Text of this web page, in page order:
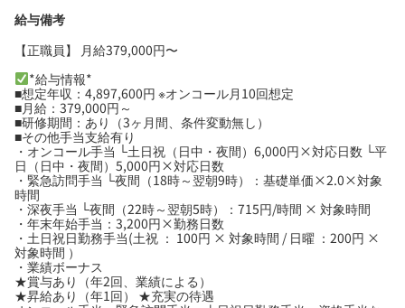
給与備考
【正職員】 月給379,000円〜
*給与情報*
■想定年収：4,897,600円 ※オンコール月10回想定
■月給：379,000円～
■研修期間：あり（3ヶ月間、条件変動無し）
■その他手当支給有り
・オンコール手当 └土日祝（日中・夜間）6,000円×対応日数 └平
日（日中・夜間）5,000円×対応日数
・緊急訪問手当 └夜間（18時～翌朝9時）：基礎単価×2.0×対象
時間
・深夜手当 └夜間（22時～翌朝5時）：715円/時間 × 対象時間
・年末年始手当：3,200円×勤務日数
・土日祝日勤務手当(土祝 ： 100円 × 対象時間 / 日曜 ：200円 ×
対象時間 ）
・業績ボーナス
★賞与あり（年2回、業績による）
★昇給あり（年1回） ★充実の待遇